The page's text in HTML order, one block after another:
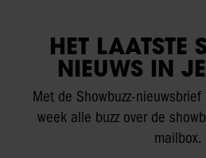
HET LAATSTE
NIEUWS IN
Met de Showbuzz-
week alle buzz over de
mailbox.